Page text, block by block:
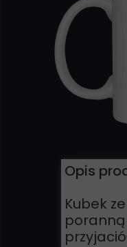
Opis
Kubek
poranną